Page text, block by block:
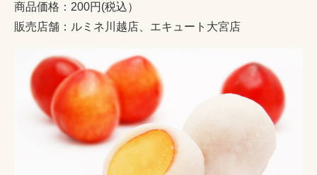
商品価格：200円(税込）
販売店舗：ルミネ川越店、エキュート大宮店